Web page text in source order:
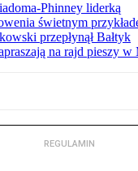
Phinney liderką
świetnym
przepłynął Bałtyk
na rajd pieszy
REGULAMIN